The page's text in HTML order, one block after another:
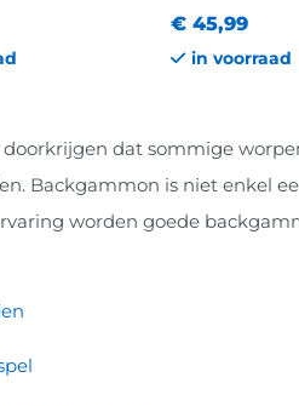
€ 45,99
in voorraad
doorkrijgen dat sommige
Backgammon is niet enkel
worden goede